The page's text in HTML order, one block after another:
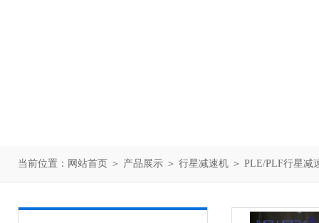
当前位置： 网站首页 ＞ 产品展示 ＞ 行星减速机 ＞ PLE/PLF行星减